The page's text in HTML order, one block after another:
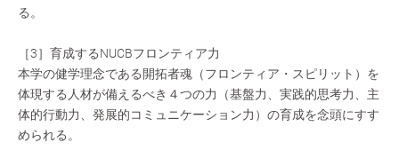
る。
［3］育成するNUCBフロンティア力
本学の健学理念である開拓者魂（フロンティア・スピリット）を
体現する人材が備えるべき４つの力（基盤力、実践的思考力、主
体的行動力、発展的コミュニケーション力）の育成を念頭にすす
められる。